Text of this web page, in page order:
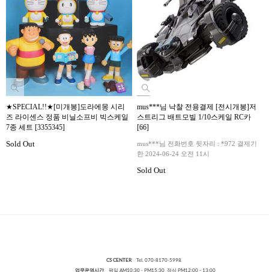
★SPECIAL!!★[미개봉]도라에몽 시리
즈 라이센스 정품 비닐소프비 빅스케일
7종 세트 [3355345]
Sold Out
mus***님 낙찰 전용결제 [전시개봉]저
스트리그 배트모빌 1/10스케일 RC카
[66]
mus***님 전화번호 뒷자리 : *972 결제기
한 2024-06-24 오전 11시
Sold Out
CS CENTER Tel. 070-8170-5998
업무운영시간평일 AM10:30 - PM15:30 점심 PM12:00 - 13:00